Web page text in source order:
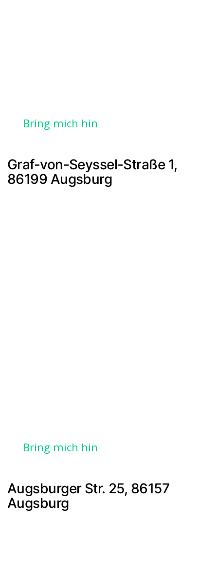
Bring mich hin
Graf-von-Seyssel-Straße 1,
86199 Augsburg
Bring mich hin
Augsburger Str. 25, 86157
Augsburg